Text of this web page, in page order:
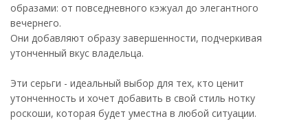
образами: от повседневного кэжуал до элегантного
вечернего.
Они добавляют образу завершенности, подчеркивая
утонченный вкус владельца.
Эти серьги - идеальный выбор для тех, кто ценит
утонченность и хочет добавить в свой стиль нотку
роскоши, которая будет уместна в любой ситуации.